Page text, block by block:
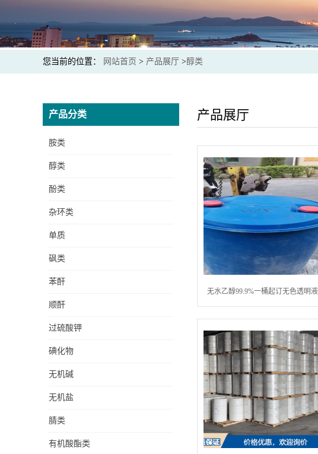
您当前的位置： 网站首页 > 产品展厅 >醇类
产品分类
胺类
醇类
酚类
杂环类
单质
砜类
苯酐
顺酐
过硫酸钾
碘化物
无机碱
无机盐
腈类
有机酸酯类
产品展厅
无水乙醇99.9%一桶起订无色透明液
体